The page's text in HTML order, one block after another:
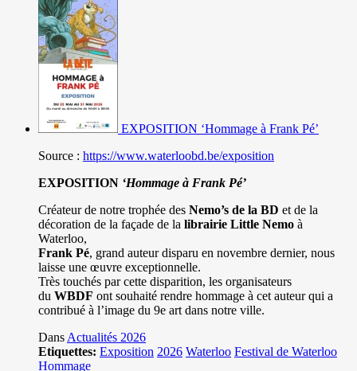
EXPOSITION ‘Hommage à Frank Pé’
Source : https://www.waterloobd.be/exposition
EXPOSITION ‘Hommage à Frank Pé’
Créateur de notre trophée des Nemo’s de la BD et de la
décoration de la façade de la librairie Little Nemo à
Waterloo,
Frank Pé, grand auteur disparu en novembre dernier, nous
laisse une œuvre exceptionnelle.
Très touchés par cette disparition, les organisateurs
du WBDF ont souhaité rendre hommage à cet auteur qui a
contribué à l’image du 9e art dans notre ville.
Dans Actualités 2026
Etiquettes: Exposition 2026 Waterloo Festival de Waterloo
Hommage